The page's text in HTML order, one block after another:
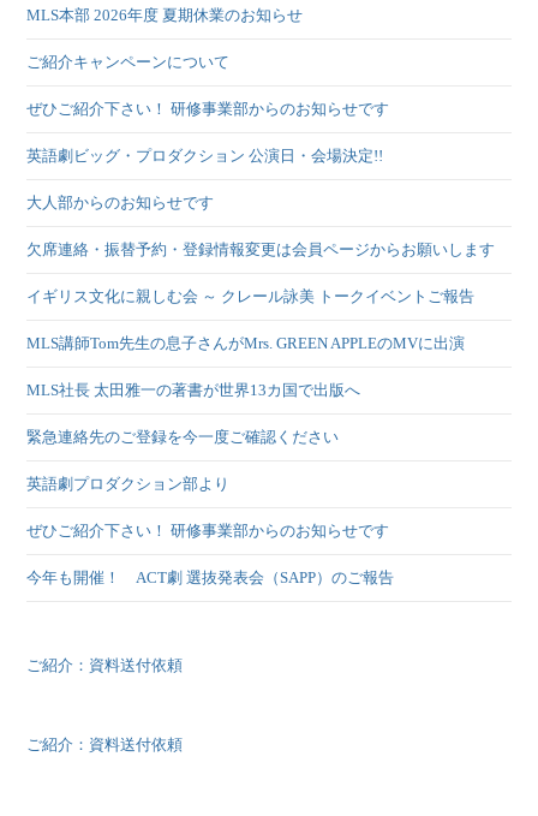
MLS本部 2026年度 夏期休業のお知らせ
ご紹介キャンペーンについて
ぜひご紹介下さい！ 研修事業部からのお知らせです
英語劇ビッグ・プロダクション 公演日・会場決定!!
大人部からのお知らせです
欠席連絡・振替予約・登録情報変更は会員ページからお願いします
イギリス文化に親しむ会 ～ クレール詠美 トークイベントご報告
MLS講師Tom先生の息子さんがMrs. GREEN APPLEのMVに出演
MLS社長 太田雅一の著書が世界13カ国で出版へ
緊急連絡先のご登録を今一度ご確認ください
英語劇プロダクション部より
ぜひご紹介下さい！ 研修事業部からのお知らせです
今年も開催！ ACT劇 選抜発表会（SAPP）のご報告
ご紹介：資料送付依頼
ご紹介：資料送付依頼